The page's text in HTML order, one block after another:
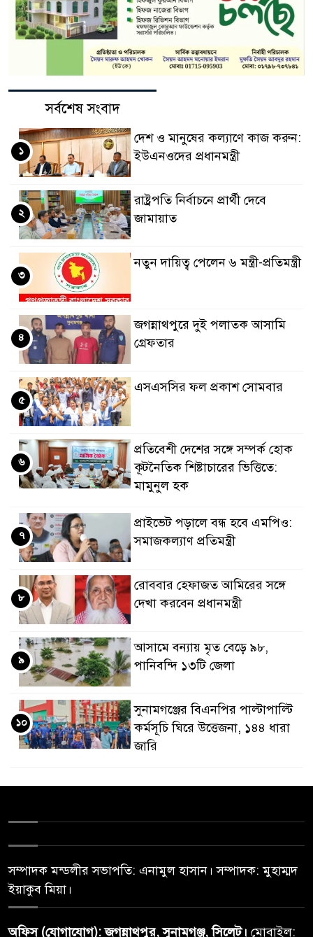
সর্বশেষ সংবাদ
দেশ ও মানুষের কল্যাণে কাজ করুন:
ইউএনওদের প্রধানমন্ত্রী
১
রাষ্ট্রপতি নির্বাচনে প্রার্থী দেবে
জামায়াত
২
নতুন দায়িত্ব পেলেন ৬ মন্ত্রী-প্রতিমন্ত্রী
৩
জগন্নাথপুরে দুই পলাতক আসামি
গ্রেফতার
৪
এসএসসির ফল প্রকাশ সোমবার
৫
প্রতিবেশী দেশের সঙ্গে সম্পর্ক হোক
কূটনৈতিক শিষ্টাচারের ভিত্তিতে:
মামুনুল হক
৬
প্রাইভেট পড়ালে বন্ধ হবে এমপিও:
সমাজকল্যাণ প্রতিমন্ত্রী
৭
রোববার হেফাজত আমিরের সঙ্গে
দেখা করবেন প্রধানমন্ত্রী
৮
আসামে বন্যায় মৃত বেড়ে ৯৮,
পানিবন্দি ১৩টি জেলা
৯
সুনামগঞ্জের বিএনপির পাল্টাপাল্টি
কর্মসূচি ঘিরে উত্তেজনা, ১৪৪ ধারা
জারি
১০
সম্পাদক মন্ডলীর সভাপতি: এনামুল হাসান। সম্পাদক: মুহাম্মদ
ইয়াকুব মিয়া।
অফিস (যোগাযোগ): জগন্নাথপুর, সুনামগঞ্জ, সিলেট। মোবাইল: